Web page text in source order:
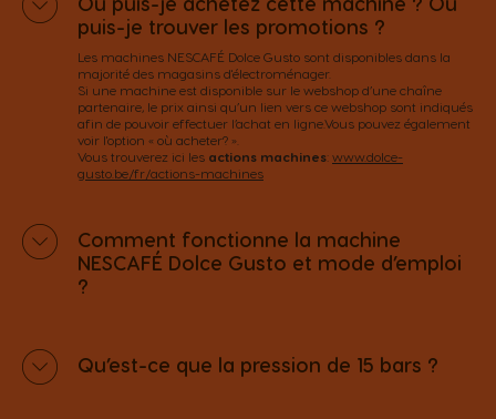
puis-je trouver les promotions ?
Les machines NESCAFÉ Dolce Gusto sont disponibles dans la
majorité des magasins d'électroménager.
Si une machine est disponible sur le webshop d’une chaîne
partenaire, le prix ainsi qu’un lien vers ce webshop sont indiqués
afin de pouvoir effectuer l’achat en ligne.Vous pouvez également
voir l'option « où acheter? ».
Vous trouverez ici les actions machines: www.dolce-
gusto.be/fr/actions-machines
Comment fonctionne la machine
NESCAFÉ Dolce Gusto et mode d’emploi
?
Qu’est-ce que la pression de 15 bars ?